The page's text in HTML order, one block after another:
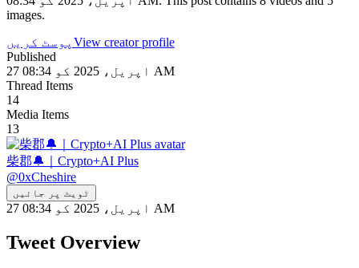
images.
پوسٹ کریں View creator profile
Published
27 اپریل، 2025 کو 08:34 AM
Thread Items
14
Media Items
13
柴郡🔔｜Crypto+AI Plus
@0xCheshire
ٹویٹ پر جائیں
27 اپریل، 2025 کو 08:34 AM
Tweet Overview